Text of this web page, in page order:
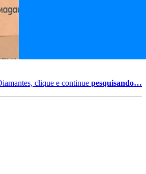
clique e continue pesquisando…